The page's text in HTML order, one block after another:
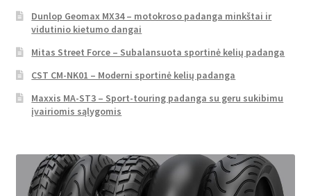
Dunlop Geomax MX34 – motokroso padanga minkštai ir
vidutinio kietumo dangai
Mitas Street Force – Subalansuota sportinė kelių padanga
CST CM-NK01 – Moderni sportinė kelių padanga
Maxxis MA-ST3 – Sport-touring padanga su geru sukibimu
įvairiomis sąlygomis